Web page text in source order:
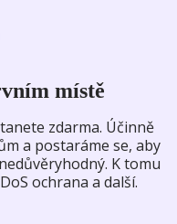
místě
zdarma. Účinně
a postaráme se, aby
K tomu
ochrana a další.